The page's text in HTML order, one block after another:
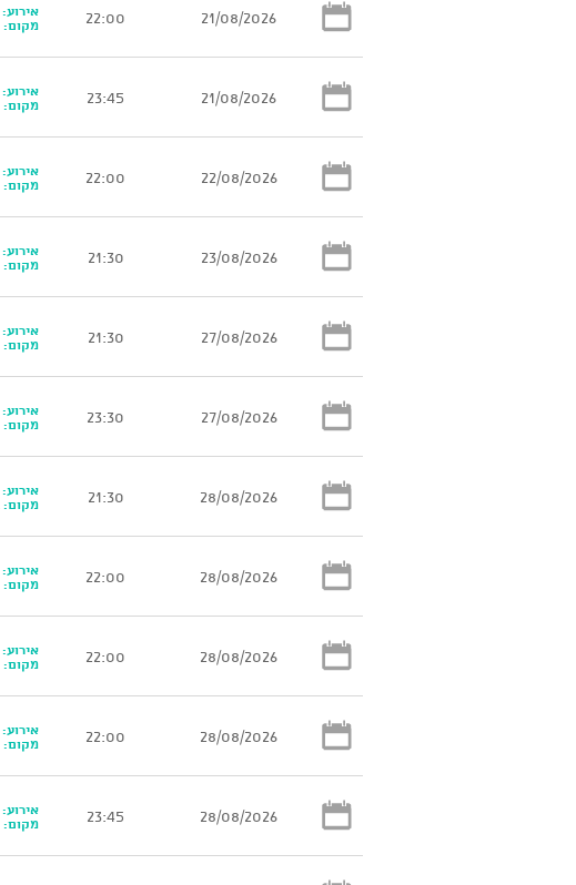
21/08/2026
22:00 אירוע:
מקום:
21/08/2026
23:45 אירוע:
מקום:
22/08/2026
22:00 אירוע:
מקום:
23/08/2026
21:30 אירוע:
מקום:
27/08/2026
21:30 אירוע:
מקום:
27/08/2026
23:30 אירוע:
מקום:
28/08/2026
21:30 אירוע:
מקום:
28/08/2026
22:00 אירוע:
מקום:
28/08/2026
22:00 אירוע:
מקום:
28/08/2026
22:00 אירוע:
מקום:
28/08/2026
23:45 אירוע:
מקום: